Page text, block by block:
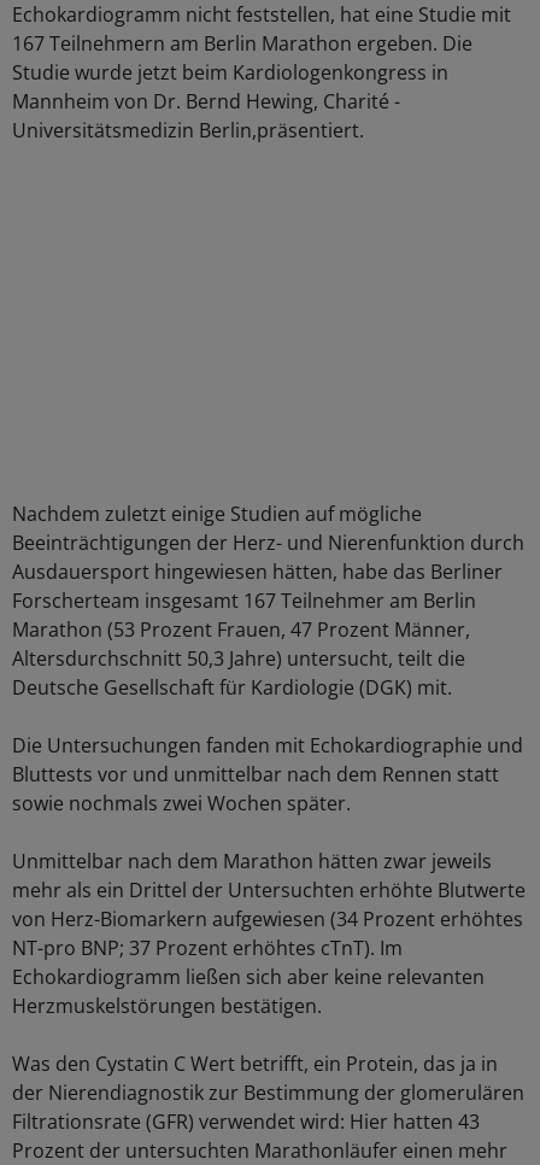
Echokardiogramm nicht feststellen, hat eine Studie mit
167 Teilnehmern am Berlin Marathon ergeben. Die
Studie wurde jetzt beim Kardiologenkongress in
Mannheim von Dr. Bernd Hewing, Charité -
Universitätsmedizin Berlin,präsentiert.
Nachdem zuletzt einige Studien auf mögliche
Beeinträchtigungen der Herz- und Nierenfunktion durch
Ausdauersport hingewiesen hätten, habe das Berliner
Forscherteam insgesamt 167 Teilnehmer am Berlin
Marathon (53 Prozent Frauen, 47 Prozent Männer,
Altersdurchschnitt 50,3 Jahre) untersucht, teilt die
Deutsche Gesellschaft für Kardiologie (DGK) mit.
Die Untersuchungen fanden mit Echokardiographie und
Bluttests vor und unmittelbar nach dem Rennen statt
sowie nochmals zwei Wochen später.
Unmittelbar nach dem Marathon hätten zwar jeweils
mehr als ein Drittel der Untersuchten erhöhte Blutwerte
von Herz-Biomarkern aufgewiesen (34 Prozent erhöhtes
NT-pro BNP; 37 Prozent erhöhtes cTnT). Im
Echokardiogramm ließen sich aber keine relevanten
Herzmuskelstörungen bestätigen.
Was den Cystatin C Wert betrifft, ein Protein, das ja in
der Nierendiagnostik zur Bestimmung der glomerulären
Filtrationsrate (GFR) verwendet wird: Hier hatten 43
Prozent der untersuchten Marathonläufer einen mehr